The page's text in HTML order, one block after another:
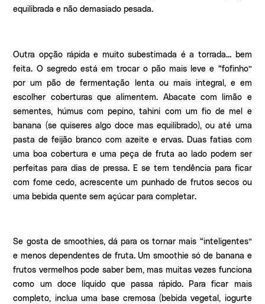
equilibrada e não demasiado pesada.
Outra opção rápida e muito subestimada é a torrada… bem
feita. O segredo está em trocar o pão mais leve e “fofinho”
por um pão de fermentação lenta ou mais integral, e em
escolher coberturas que alimentem. Abacate com limão e
sementes, húmus com pepino, tahini com um fio de mel e
banana (se quiseres algo doce mas equilibrado), ou até uma
pasta de feijão branco com azeite e ervas. Duas fatias com
uma boa cobertura e uma peça de fruta ao lado podem ser
perfeitas para dias de pressa. E se tem tendência para ficar
com fome cedo, acrescente um punhado de frutos secos ou
uma bebida quente sem açúcar para completar.
Se gosta de smoothies, dá para os tornar mais “inteligentes”
e menos dependentes de fruta. Um smoothie só de banana e
frutos vermelhos pode saber bem, mas muitas vezes funciona
como um doce líquido que passa rápido. Para ficar mais
completo, inclua uma base cremosa (bebida vegetal, iogurte